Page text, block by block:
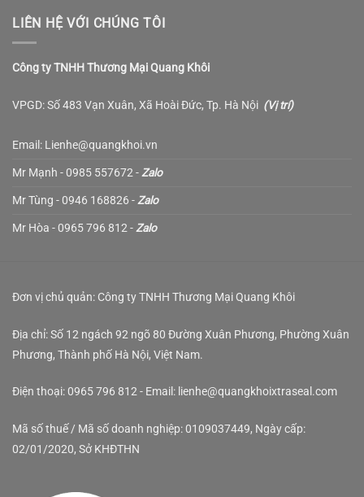
LIÊN HỆ VỚI CHÚNG TÔI
Công ty TNHH Thương Mại Quang Khôi
VPGD: Số 483 Vạn Xuân, Xã Hoài Đức, Tp. Hà Nội (Vị trí)
Email: Lienhe@quangkhoi.vn
Mr Mạnh - 0985 557672 - Zalo
Mr Tùng - 0946 168826 - Zalo
Mr Hòa - 0965 796 812 - Zalo
Đơn vị chủ quản: Công ty TNHH Thương Mại Quang Khôi
Địa chỉ: Số 12 ngách 92 ngõ 80 Đường Xuân Phương, Phường Xuân
Phương, Thành phố Hà Nội, Việt Nam.
Điện thoại: 0965 796 812 - Email: lienhe@quangkhoixtraseal.com
Mã số thuế / Mã số doanh nghiệp: 0109037449, Ngày cấp:
02/01/2020, Sở KHĐTHN